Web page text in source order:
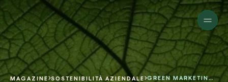
Aziende
Privati
Progetti
Chi siamo
Italiano
MAGAZINE SOSTENIBILITÀ AZIENDALE GREEN MARKETING: LE STRATEGIE VINCENTI PER LE AZIENDE
Cambia prospettiva!
Una piattaforma per il tracciamento
Innova la sostenibilità
della tua azienda.